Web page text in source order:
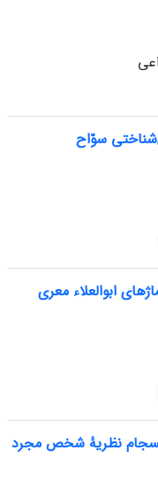
سوّاح
ابوالعلاء معری
نظریۀ شخص مجرد